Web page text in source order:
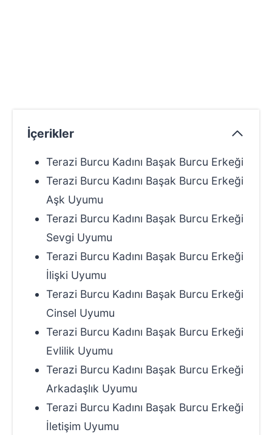
İçerikler
Terazi Burcu Kadını Başak Burcu Erkeği
Terazi Burcu Kadını Başak Burcu Erkeği
Aşk Uyumu
Terazi Burcu Kadını Başak Burcu Erkeği
Sevgi Uyumu
Terazi Burcu Kadını Başak Burcu Erkeği
İlişki Uyumu
Terazi Burcu Kadını Başak Burcu Erkeği
Cinsel Uyumu
Terazi Burcu Kadını Başak Burcu Erkeği
Evlilik Uyumu
Terazi Burcu Kadını Başak Burcu Erkeği
Arkadaşlık Uyumu
Terazi Burcu Kadını Başak Burcu Erkeği
İletişim Uyumu